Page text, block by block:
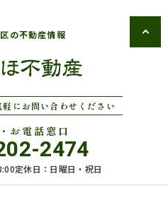
の不動産情報
にお問い合わせください
お電話窓口
2474
定休日：日曜日・祝日